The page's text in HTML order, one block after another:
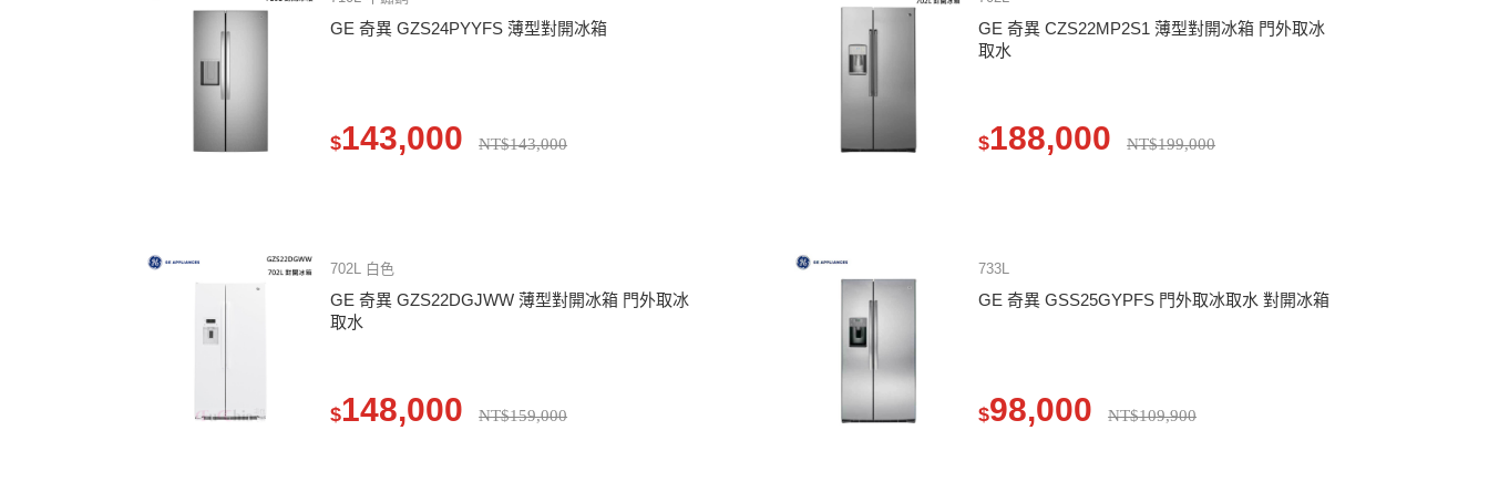
GE 奇異 GZS24PYYFS 薄型對開冰箱
$143,000 NT$143,000
GE 奇異 CZS22MP2S1 薄型對開冰箱 門外取冰
取水
$188,000 NT$199,000
702L 白色
GE 奇異 GZS22DGJWW 薄型對開冰箱 門外取冰
取水
$148,000 NT$159,000
733L
GE 奇異 GSS25GYPFS 門外取冰取水 對開冰箱
$98,000 NT$109,900